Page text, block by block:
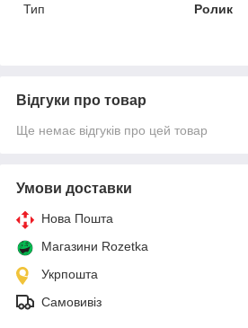
Тип
Ролик
Відгуки про товар
Ще немає відгуків про цей товар
Умови доставки
Нова Пошта
Магазини Rozetka
Укрпошта
Самовивіз